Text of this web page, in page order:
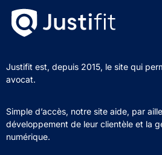
Justifit est, depuis 2015, le site qui
avocat.
Simple d’accès, notre site aide, par
développement de leur clientèle et la
numérique.